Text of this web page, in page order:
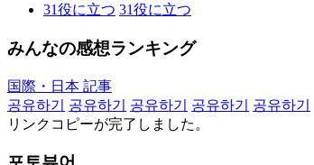
31役に立つ 31役に立つ
みんなの感想ランキング
国際・日本 記事
공유하기
공유하기 공유하기 공유하기
공유하기
リンクコピーが完了しました。